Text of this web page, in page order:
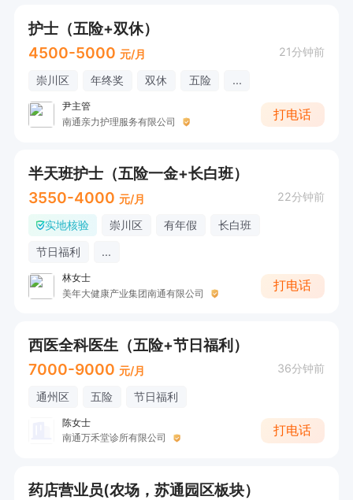
护士（五险+双休）
4500-5000 元/月 21分钟前
崇川区 年终奖 双休 五险 ...
尹主管
南通亲力护理服务有限公司
打电话
半天班护士（五险一金+长白班）
3550-4000 元/月 22分钟前
实地核验 崇川区 有年假
长白班
节日福利
...
林女士
美年大健康产业集团南通有限公司
打电话
西医全科医生（五险+节日福利）
7000-9000 元/月 36分钟前
通州区 五险 节日福利
陈女士
南通万禾堂诊所有限公司
打电话
药店营业员(农场，苏通园区板块）